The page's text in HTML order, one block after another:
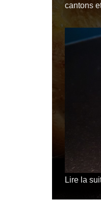
cantons
Lire la